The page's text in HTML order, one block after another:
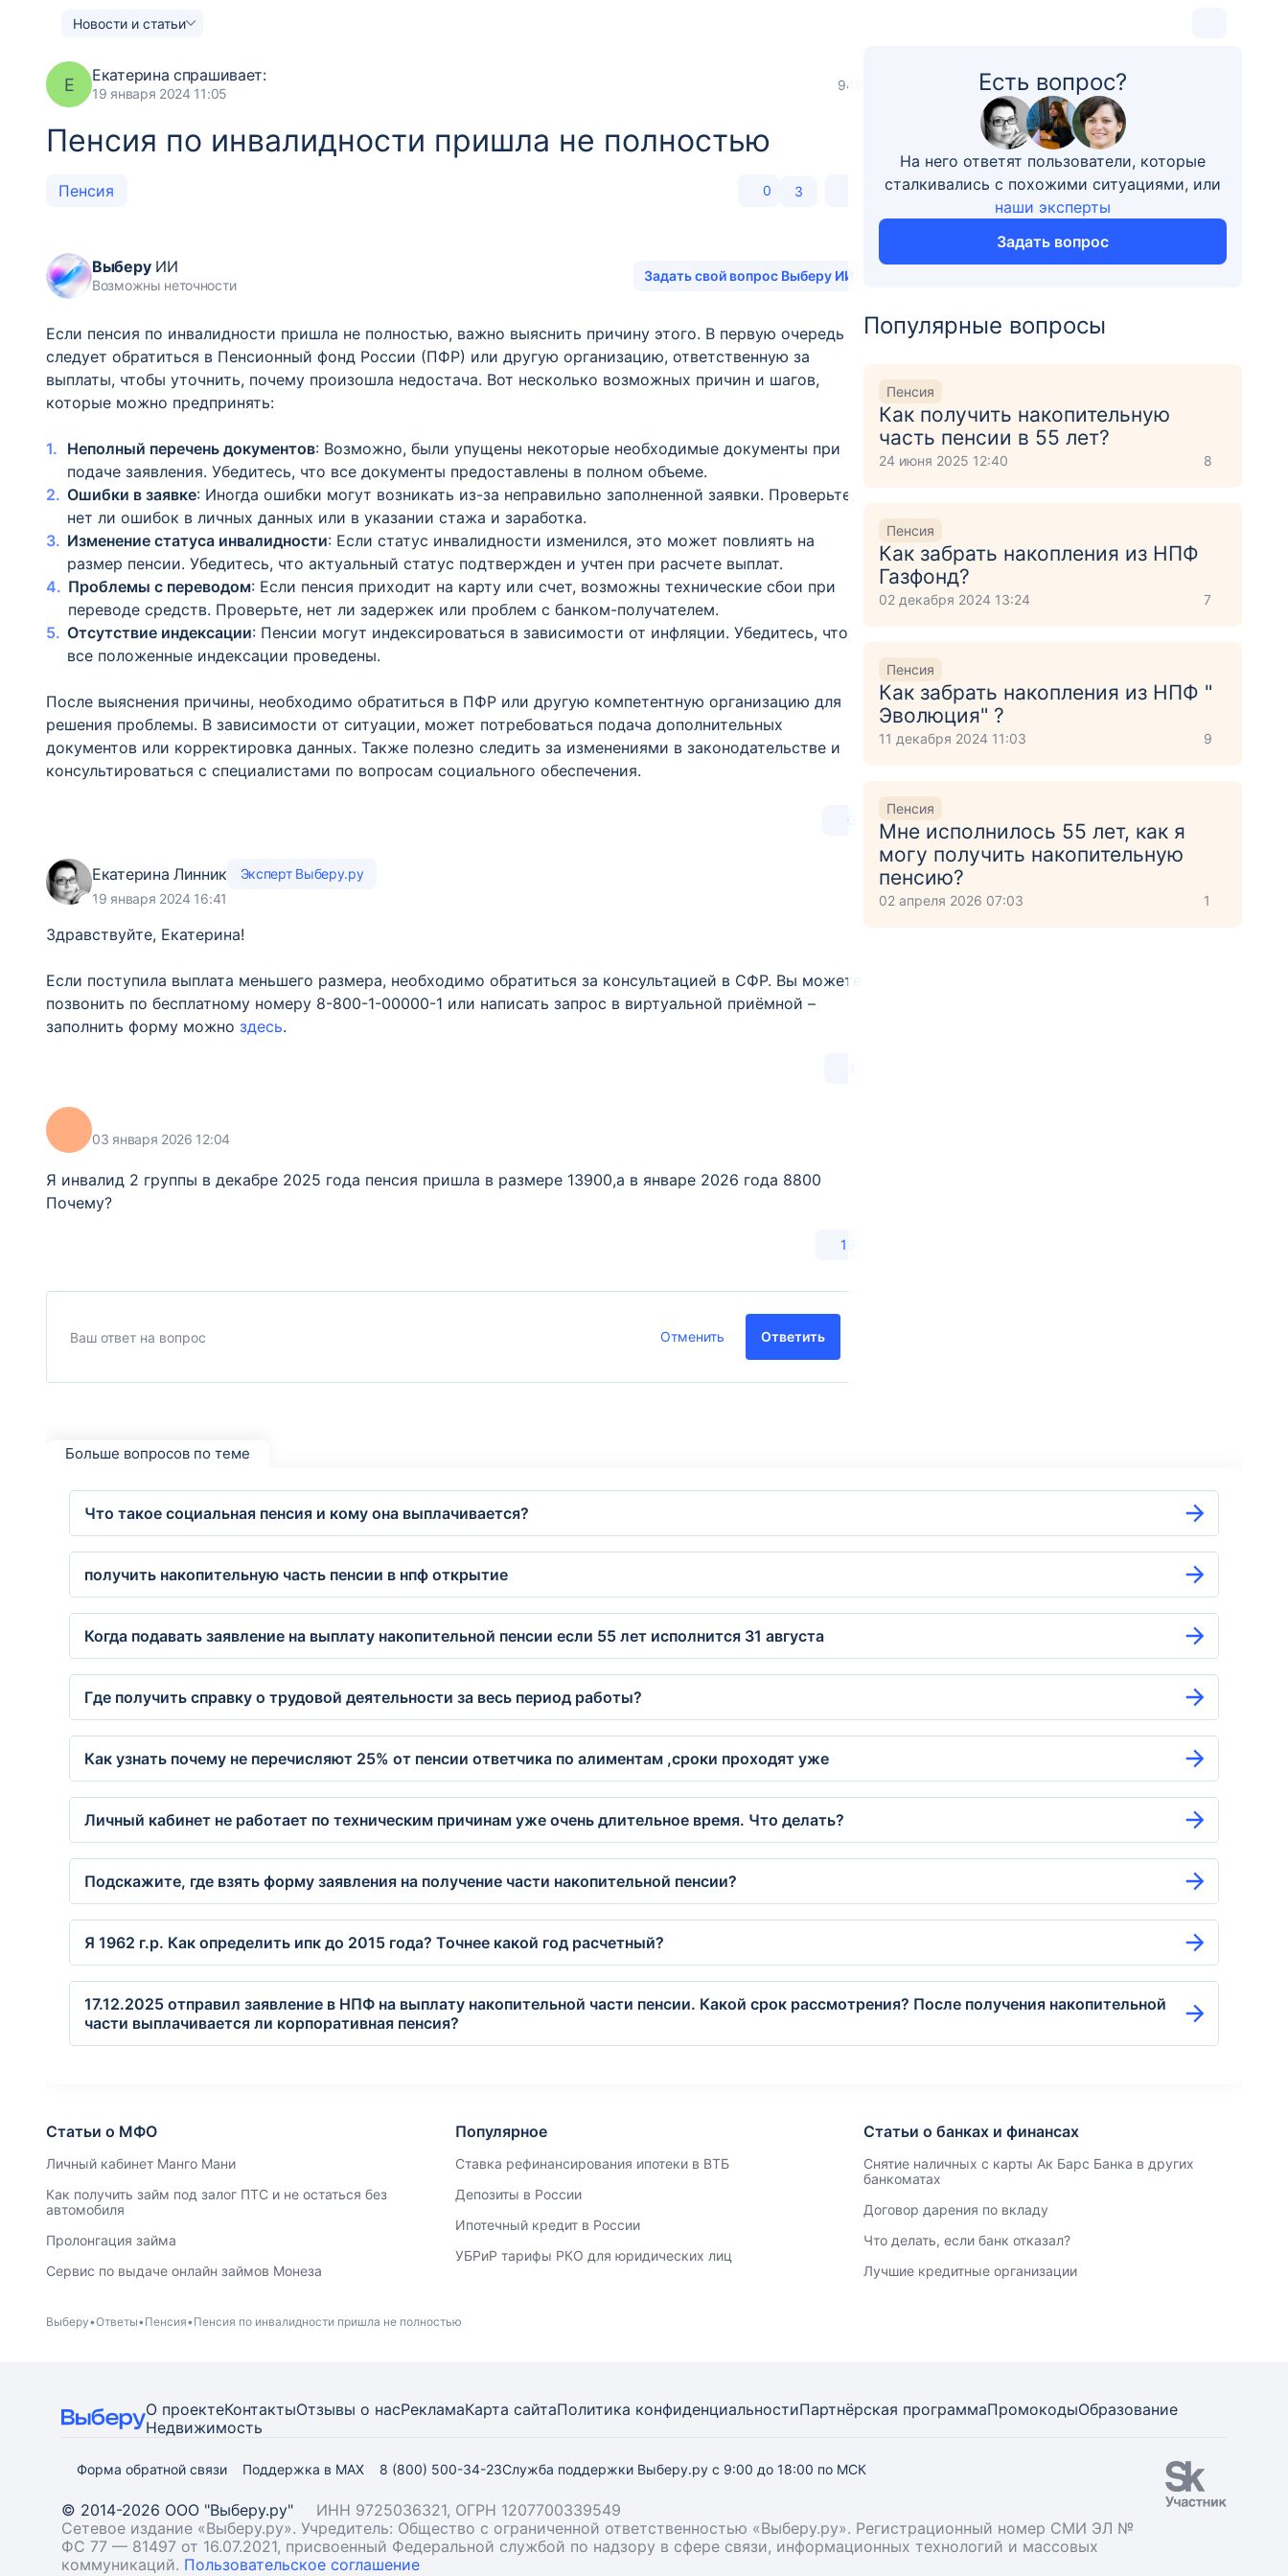
Новости и статьи
Е Екатерина спрашивает:
19 января 2024 11:05
946
Пенсия по инвалидности пришла не полностью
Пенсия 0 3
ВыберуИИ
Возможны неточности
Задать свой вопрос Выберу ИИ
Если пенсия по инвалидности пришла не полностью, важно выяснить причину этого. В первую очередь
следует обратиться в Пенсионный фонд России (ПФР) или другую организацию, ответственную за
выплаты, чтобы уточнить, почему произошла недостача. Вот несколько возможных причин и шагов,
которые можно предпринять:
Неполный перечень документов: Возможно, были упущены некоторые необходимые документы при
подаче заявления. Убедитесь, что все документы предоставлены в полном объеме.
Ошибки в заявке: Иногда ошибки могут возникать из-за неправильно заполненной заявки. Проверьте,
нет ли ошибок в личных данных или в указании стажа и заработка.
Изменение статуса инвалидности: Если статус инвалидности изменился, это может повлиять на
размер пенсии. Убедитесь, что актуальный статус подтвержден и учтен при расчете выплат.
Проблемы с переводом: Если пенсия приходит на карту или счет, возможны технические сбои при
переводе средств. Проверьте, нет ли задержек или проблем с банком-получателем.
Отсутствие индексации: Пенсии могут индексироваться в зависимости от инфляции. Убедитесь, что
все положенные индексации проведены.
После выяснения причины, необходимо обратиться в ПФР или другую компетентную организацию для
решения проблемы. В зависимости от ситуации, может потребоваться подача дополнительных
документов или корректировка данных. Также полезно следить за изменениями в законодательстве и
консультироваться с специалистами по вопросам социального обеспечения.
0
Екатерина Линник
Эксперт Выберу.ру
19 января 2024 16:41
Здравствуйте, Екатерина!
Если поступила выплата меньшего размера, необходимо обратиться за консультацией в СФР. Вы можете
позвонить по бесплатному номеру 8-800-1-00000-1 или написать запрос в виртуальной приёмной –
заполнить форму можно здесь.
03 января 2026 12:04
Я инвалид 2 группы в декабре 2025 года пенсия пришла в размере 13900,а в январе 2026 года 8800
Почему?
19
Отменить Ответить
Есть вопрос?
На него ответят пользователи, которые
сталкивались с похожими ситуациями, или
наши эксперты
Задать вопрос
Популярные вопросы
Пенсия
Как получить накопительную
часть пенсии в 55 лет?
24 июня 2025 12:40 8
Пенсия
Как забрать накопления из НПФ
Газфонд?
02 декабря 2024 13:24 7
Пенсия
Как забрать накопления из НПФ "
Эволюция" ?
11 декабря 2024 11:03 9
Пенсия
Мне исполнилось 55 лет, как я
могу получить накопительную
пенсию?
02 апреля 2026 07:03 1
Больше вопросов по теме
Что такое социальная пенсия и кому она выплачивается?
получить накопительную часть пенсии в нпф открытие
Когда подавать заявление на выплату накопительной пенсии если 55 лет исполнится 31 августа
Где получить справку о трудовой деятельности за весь период работы?
Как узнать почему не перечисляют 25% от пенсии ответчика по алиментам ,сроки проходят уже
Личный кабинет не работает по техническим причинам уже очень длительное время. Что делать?
Подскажите, где взять форму заявления на получение части накопительной пенсии?
Я 1962 г.р. Как определить ипк до 2015 года? Точнее какой год расчетный?
17.12.2025 отправил заявление в НПФ на выплату накопительной части пенсии. Какой срок рассмотрения? После получения накопительной
части выплачивается ли корпоративная пенсия?
Статьи о МФО
Личный кабинет Манго Мани
Как получить займ под залог ПТС и не остаться без
автомобиля
Пролонгация займа
Сервис по выдаче онлайн займов Монеза
Популярное
Ставка рефинансирования ипотеки в ВТБ
Депозиты в России
Ипотечный кредит в России
УБРиР тарифы РКО для юридических лиц
Статьи о банках и финансах
Снятие наличных с карты Ак Барс Банка в других
банкоматах
Договор дарения по вкладу
Что делать, если банк отказал?
Лучшие кредитные организации
Выберу Ответы Пенсия Пенсия по инвалидности пришла не полностью
О проектеКонтактыОтзывы о насРекламаКарта сайтаПолитика конфиденциальностиПартнёрская программаПромокодыОбразование
Недвижимость
Форма обратной связи Поддержка в MAX 8 (800) 500-34-23Служба поддержки Выберу.ру с 9:00 до 18:00 по МСК
© 2014-2026 ООО "Выберу.ру"
ИНН 9725036321, ОГРН 1207700339549
Сетевое издание «Выберу.ру». Учредитель: Общество с ограниченной ответственностью «Выберу.ру». Регистрационный номер СМИ ЭЛ №
ФС 77 — 81497 от 16.07.2021, присвоенный Федеральной службой по надзору в сфере связи, информационных технологий и массовых
коммуникаций. Пользовательское соглашение